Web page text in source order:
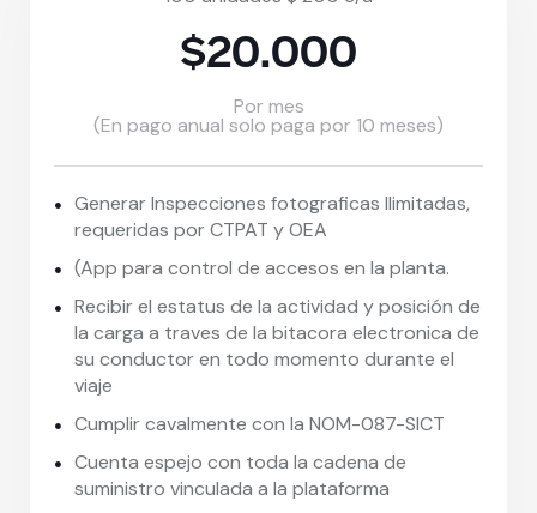
$20.000
Por mes
(En pago anual solo paga por 10 meses)
Generar Inspecciones fotograficas Ilimitadas,
requeridas por CTPAT y OEA
(App para control de accesos en la planta.
Recibir el estatus de la actividad y posición de
la carga a traves de la bitacora electronica de
su conductor en todo momento durante el
viaje
Cumplir cavalmente con la NOM-087-SICT
Cuenta espejo con toda la cadena de
suministro vinculada a la plataforma